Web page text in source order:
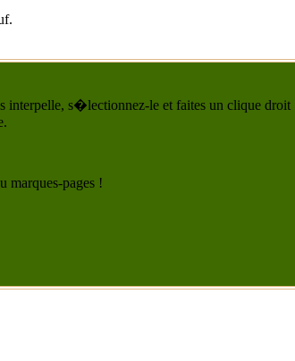
.
interpelle, s�lectionnez-le et faites un clique droit
marques-pages !